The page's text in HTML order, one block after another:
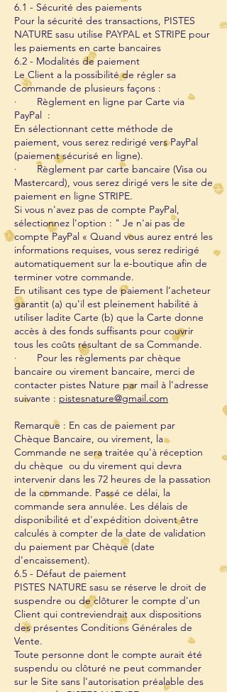
6.1 - Sécurité des paiements
Pour la sécurité des transactions, PISTES
NATURE sasu utilise PAYPAL et STRIPE pour
les paiements en carte bancaires
6.2 - Modalités de paiement
Le Client a la possibilité de régler sa
Commande de plusieurs façons :
· Règlement en ligne par Carte via
PayPal :
En sélectionnant cette méthode de
paiement, vous serez redirigé vers PayPal
(paiement sécurisé en ligne).
· Règlement par carte bancaire (Visa ou
Mastercard), vous serez dirigé vers le site de
paiement en ligne STRIPE.
Si vous n'avez pas de compte PayPal,
sélectionnez l'option : " Je n'ai pas de
compte PayPal « Quand vous aurez entré les
informations requises, vous serez redirigé
automatiquement sur la e-boutique afin de
terminer votre commande.
En utilisant ces type de paiement l’acheteur
garantit (a) qu'il est pleinement habilité à
utiliser ladite Carte (b) que la Carte donne
accès à des fonds suffisants pour couvrir
tous les coûts résultant de sa Commande.
· Pour les règlements par chèque
bancaire ou virement bancaire, merci de
contacter pistes Nature par mail à l'adresse
suivante : pistesnature@gmail.com
Remarque : En cas de paiement par
Chèque Bancaire, ou virement, la
Commande ne sera traitée qu'à réception
du chèque ou du virement qui devra
intervenir dans les 72 heures de la passation
de la commande. Passé ce délai, la
commande sera annulée. Les délais de
disponibilité et d'expédition doivent être
calculés à compter de la date de validation
du paiement par Chèque (date
d’encaissement).
6.5 - Défaut de paiement
PISTES NATURE sasu se réserve le droit de
suspendre ou de clôturer le compte d'un
Client qui contreviendrait aux dispositions
des présentes Conditions Générales de
Vente.
Toute personne dont le compte aurait été
suspendu ou clôturé ne peut commander
sur le Site sans l'autorisation préalable des